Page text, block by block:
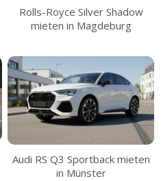
Rolls-Royce Silver Shadow
mieten in Magdeburg
Audi RS Q3 Sportback mieten
in Münster